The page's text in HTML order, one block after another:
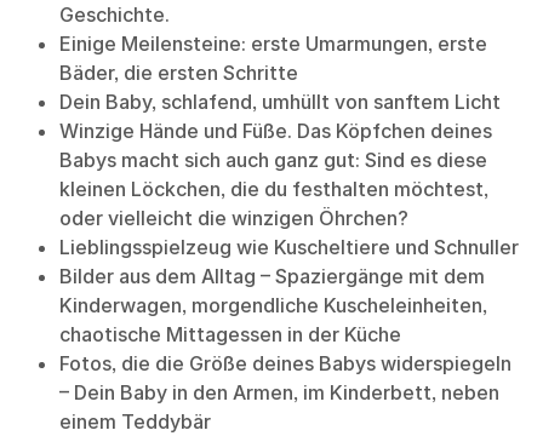
Geschichte.
Einige Meilensteine: erste Umarmungen, erste
Bäder, die ersten Schritte
Dein Baby, schlafend, umhüllt von sanftem Licht
Winzige Hände und Füße. Das Köpfchen deines
Babys macht sich auch ganz gut: Sind es diese
kleinen Löckchen, die du festhalten möchtest,
oder vielleicht die winzigen Öhrchen?
Lieblingsspielzeug wie Kuscheltiere und Schnuller
Bilder aus dem Alltag – Spaziergänge mit dem
Kinderwagen, morgendliche Kuscheleinheiten,
chaotische Mittagessen in der Küche
Fotos, die die Größe deines Babys widerspiegeln
– Dein Baby in den Armen, im Kinderbett, neben
einem Teddybär